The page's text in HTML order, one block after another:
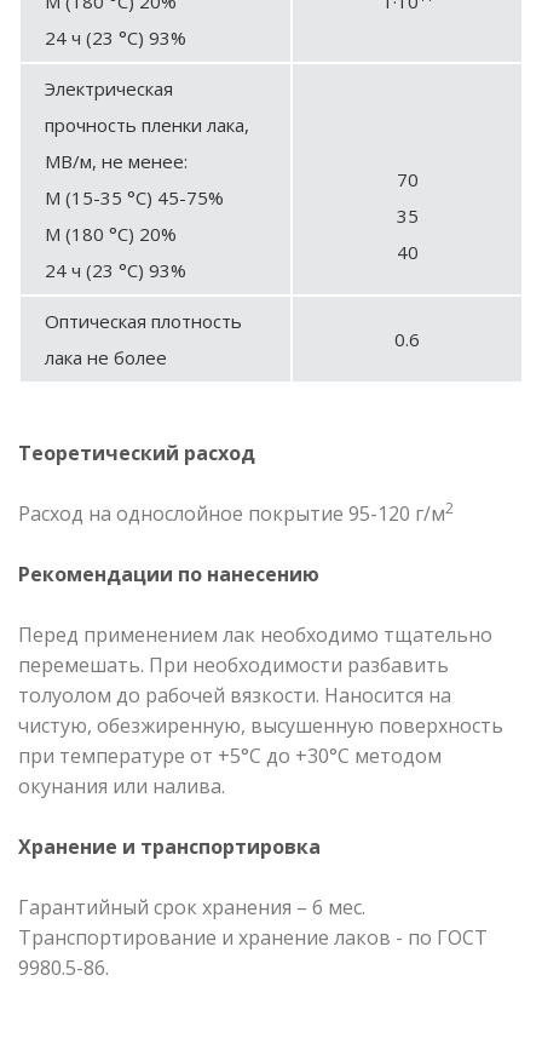
24 ч (23 °С) 93%
Электрическая
прочность пленки лака,
МВ/м, не менее:
М (15-35 °С) 45-75%
М (180 °С) 20%
24 ч (23 °С) 93%
70
35
40
Оптическая плотность
лака не более
0.6
Теоретический расход
Расход на однослойное покрытие 95-120 г/м2
Рекомендации по нанесению
Перед применением лак необходимо тщательно
перемешать. При необходимости разбавить
толуолом до рабочей вязкости. Наносится на
чистую, обезжиренную, высушенную поверхность
при температуре от +5°С до +30°С методом
окунания или налива.
Хранение и транспортировка
Гарантийный срок хранения – 6 мес.
Транспортирование и хранение лаков - по ГОСТ
9980.5-86.